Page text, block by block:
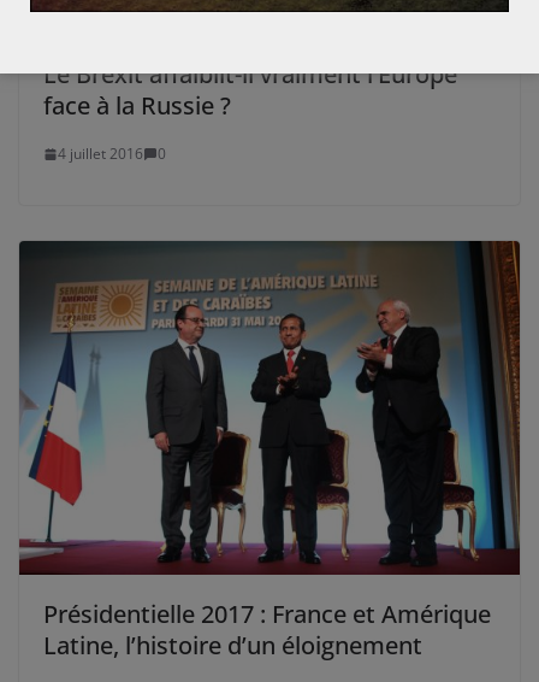
Le Brexit affaiblit-il vraiment l’Europe
face à la Russie ?
4 juillet 2016 0
Présidentielle 2017 : France et Amérique
Latine, l’histoire d’un éloignement